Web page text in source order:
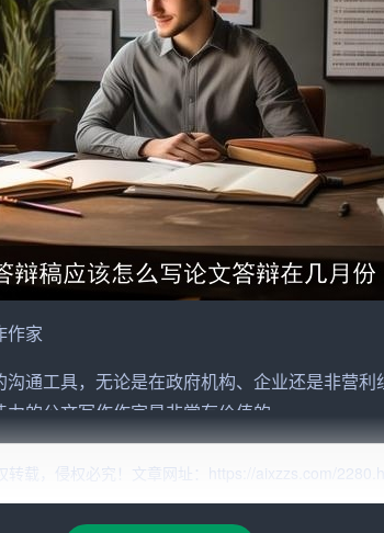
作家
通工具，无论是在政府机构、企业还是非营利
的公文写作作家是非常有价值的。
的公文写作作家，需要有扎实的写作基础。这包
转载，侵权必究！文章网址：https://aixzzs.com/